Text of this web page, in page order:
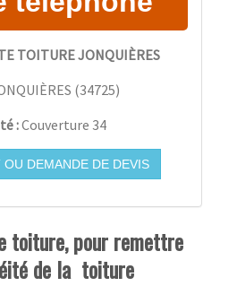
TOITURE JONQUIÈRES
(34725)
:Couverture 34
DEMANDE DE DEVIS
toiture, pour remettre
de la toiture